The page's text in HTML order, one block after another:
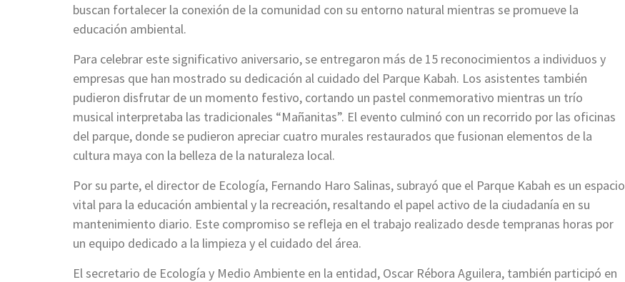
buscan fortalecer la conexión de la comunidad con su entorno natural mientras se promueve la
educación ambiental.
Para celebrar este significativo aniversario, se entregaron más de 15 reconocimientos a individuos y
empresas que han mostrado su dedicación al cuidado del Parque Kabah. Los asistentes también
pudieron disfrutar de un momento festivo, cortando un pastel conmemorativo mientras un trío
musical interpretaba las tradicionales “Mañanitas”. El evento culminó con un recorrido por las oficinas
del parque, donde se pudieron apreciar cuatro murales restaurados que fusionan elementos de la
cultura maya con la belleza de la naturaleza local.
Por su parte, el director de Ecología, Fernando Haro Salinas, subrayó que el Parque Kabah es un espacio
vital para la educación ambiental y la recreación, resaltando el papel activo de la ciudadanía en su
mantenimiento diario. Este compromiso se refleja en el trabajo realizado desde tempranas horas por
un equipo dedicado a la limpieza y el cuidado del área.
El secretario de Ecología y Medio Ambiente en la entidad, Oscar Rébora Aguilera, también participó en